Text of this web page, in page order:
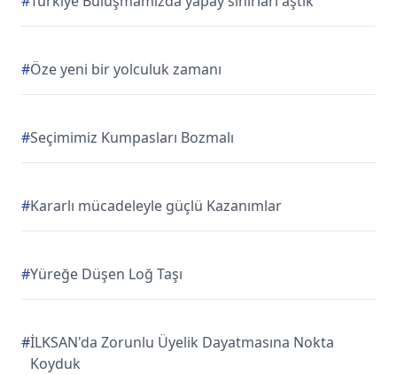
#Öze yeni bir yolculuk zamanı
#Seçimimiz Kumpasları Bozmalı
#Kararlı mücadeleyle güçlü Kazanımlar
#Yüreğe Düşen Loğ Taşı
#İLKSAN'da Zorunlu Üyelik Dayatmasına Nokta
Koyduk